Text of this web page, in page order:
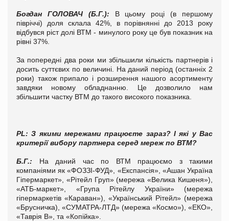
Богдан ГОЛОВАЧ(Б.Г.): В цьому році (в першому
півріччі) доля склала 42%, в порівнянні до 2013 року
відбувся ріст долі ВТМ - минулого року це був показник на
рівні 37%.
За попередні два роки ми збільшили кількість партнерів і
досить суттєвих по величині. На даний період (останніх 2
роки) також припало і розширення нашого асортименту
завдяки новому обладнанню. Це дозволило нам
збільшити частку ВТМ до такого високого показника.
PL: З якими мережами працюєте зараз? І які у Вас
критерії вибору партнера серед мереж по ВТМ?
Б.Г.: На даний час по ВТМ працюємо з такими
компаніями як «ФОЗЗІ-ФУД», «Експансія», «Ашан Україна
Гіпермаркет», «Рітейл Груп» (мережа «Велика Кишеня»),
«АТБ-маркет», «Група Рітейлу України» (мережа
гіпермаркетів «Караван»), «Український Рітейл» (мережа
«Брусничка), «СУМАТРА-ЛТД» (мережа «Космо»), «ЕКО»,
«Таврія В», та «Копійка».